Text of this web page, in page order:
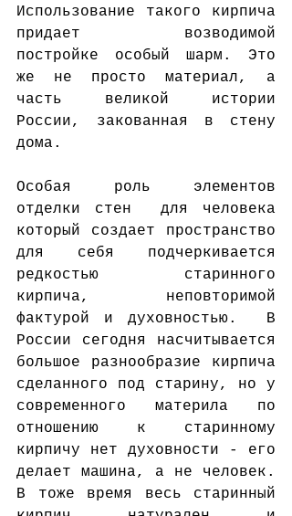
Использование такого кирпича
придает возводимой
постройке особый шарм. Это
же не просто материал, а
часть великой истории
России, закованная в стену
дома.
Особая роль элементов
отделки стен  для человека
который создает пространство
для себя подчеркивается
редкостью старинного
кирпича, неповторимой
фактурой и духовностью.  В
России сегодня насчитывается
большое разнообразие кирпича
сделанного под старину, но у
современного материла по
отношению к старинному
кирпичу нет духовности - его
делает машина, а не человек.
В тоже время весь старинный